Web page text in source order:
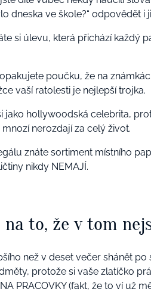
dneska ve škole?“ odpovědět i
si úlevu, která přichází každý
poučku, že na
vaší ratolesti je nejlepší trojka.
jako hollywoodská celebrita,
nerozdají za celý život.
znáte sortiment místního
nikdy NEMAJÍ.
na to, že v tom
než v deset večer shánět
protože si vaše zlatíčko
PRACOVKY (fakt, že to ví už